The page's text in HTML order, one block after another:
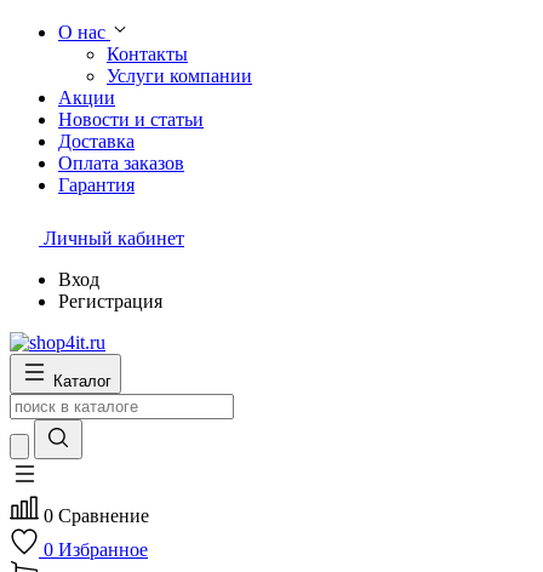
О нас
Контакты
Услуги компании
Акции
Новости и статьи
Доставка
Оплата заказов
Гарантия
Личный кабинет
Вход
Регистрация
Каталог
0 Сравнение
0 Избранное